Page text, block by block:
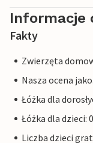
Informacje
Fakty
Zwierzęta
Nasza ocena
Łóżka dla
Łóżka dla dzieci: 0
Liczba dzieci